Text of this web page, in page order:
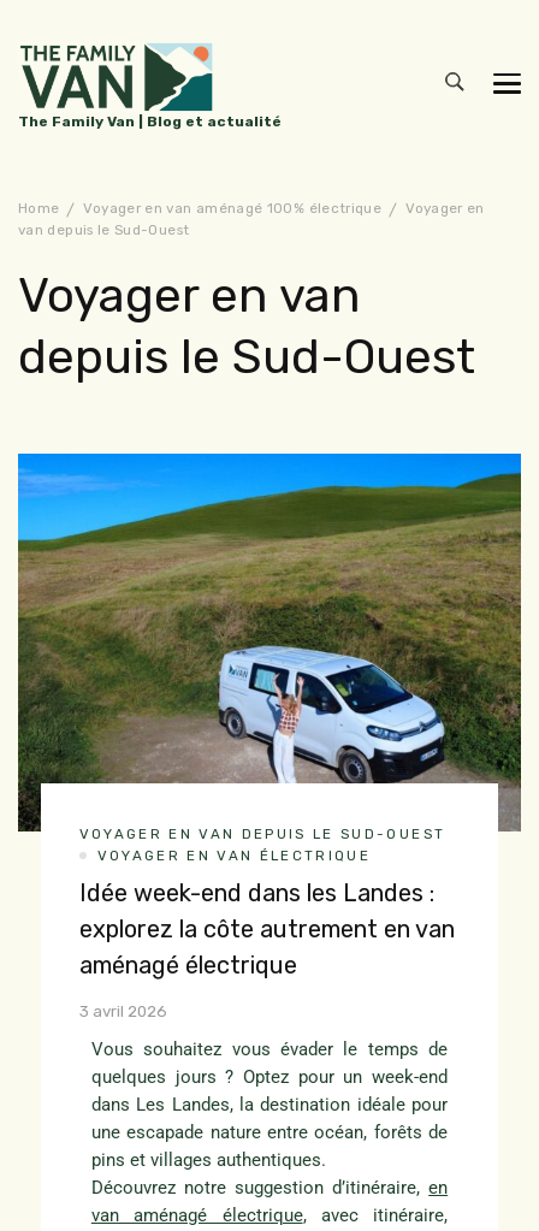
The Family Van | Blog et actualité
Home Voyager en van aménagé 100% électrique
Voyager en
van depuis le Sud-Ouest
Voyager en van
depuis le Sud-Ouest
VOYAGER EN VAN DEPUIS LE SUD-OUEST
VOYAGER EN VAN ÉLECTRIQUE
Idée week-end dans les Landes :
explorez la côte autrement en van
aménagé électrique
3 avril 2026
Vous souhaitez vous évader le temps de
quelques jours ? Optez pour un week-end
dans Les Landes, la destination idéale pour
une escapade nature entre océan, forêts de
pins et villages authentiques.
Découvrez notre suggestion d’itinéraire,en
van aménagé électrique, avec itinéraire,